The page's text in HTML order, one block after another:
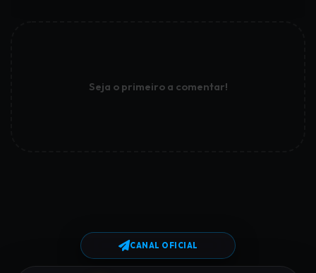
Seja o primeiro a comentar!
CANAL OFICIAL